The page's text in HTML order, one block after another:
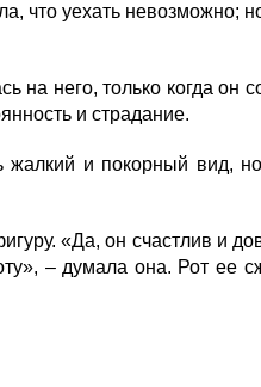
что уехать невозможно;
на него, только когда он
и страдание.
и покорный вид,
«Да, он счастлив и
– думала она. Рот ее